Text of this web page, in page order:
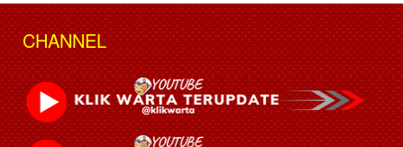
CHANNEL